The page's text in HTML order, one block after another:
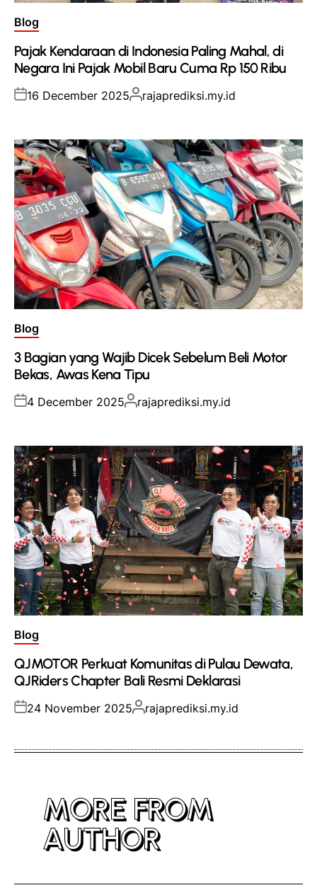
Posted
Blog
Pajak Kendaraan di Indonesia Paling Mahal, di
Negara Ini Pajak Mobil Baru Cuma Rp 150 Ribu
Posted
16 December 2025Posted
rajaprediksi.my.id
Posted
Blog
3 Bagian yang Wajib Dicek Sebelum Beli Motor
Bekas, Awas Kena Tipu
Posted
4 December 2025Posted
rajaprediksi.my.id
Posted
Blog
QJMOTOR Perkuat Komunitas di Pulau Dewata,
QJRiders Chapter Bali Resmi Deklarasi
Posted
24 November 2025Posted
rajaprediksi.my.id
MORE FROM
AUTHOR